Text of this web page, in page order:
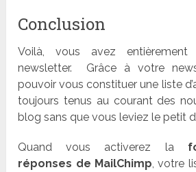
Conclusion
Voilà, vous avez entièrement
newsletter. Grâce à votre
pouvoir vous constituer une liste
toujours tenus au courant des
blog sans que vous leviez le petit
Quand vous activerez la
réponses de MailChimp, votre